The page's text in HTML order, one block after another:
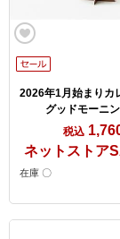
2026年1月始まりカ
グッドモーニ
税込
ネットストア
在庫 〇